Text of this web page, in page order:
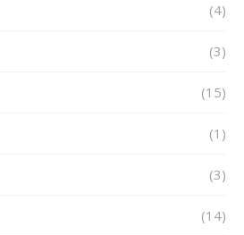
(4)
(3)
(15)
(1)
(3)
(14)